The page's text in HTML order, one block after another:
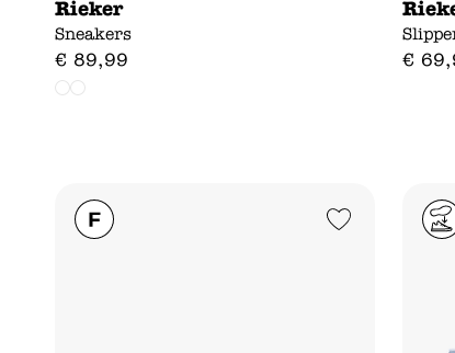
Rieker
Sneakers
€ 89,99 € 69,
Add to Wishlist